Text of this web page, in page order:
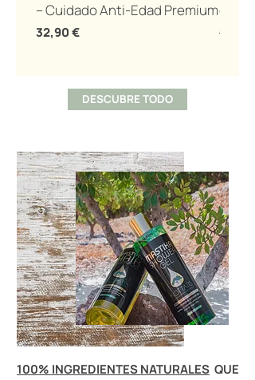
– Cuidado Anti-Edad Premium
Precio
32,90 €
con
Precio
12,00 €
DESCUBRE TODO
100% INGREDIENTES NATURALES QUE